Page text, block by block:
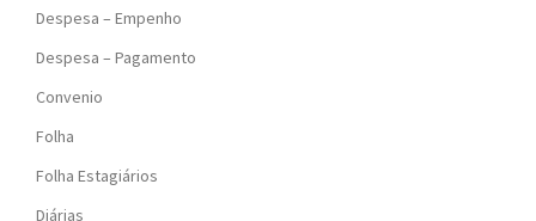
Despesa – Empenho
Despesa – Pagamento
Convenio
Folha
Folha Estagiários
Diárias